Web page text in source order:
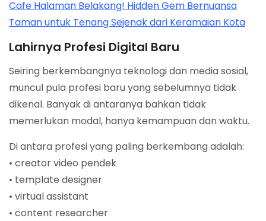
Cafe Halaman Belakang! Hidden Gem Bernuansa
Taman untuk Tenang Sejenak dari Keramaian Kota
Lahirnya Profesi Digital Baru
Seiring berkembangnya teknologi dan media sosial,
muncul pula profesi baru yang sebelumnya tidak
dikenal. Banyak di antaranya bahkan tidak
memerlukan modal, hanya kemampuan dan waktu.
Di antara profesi yang paling berkembang adalah:
• creator video pendek
• template designer
• virtual assistant
• content researcher